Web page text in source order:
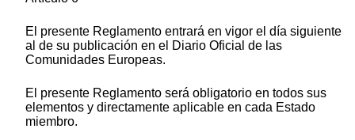
El presente Reglamento entrará en vigor el día siguiente
al de su publicación en el Diario Oficial de las
Comunidades Europeas.
El presente Reglamento será obligatorio en todos sus
elementos y directamente aplicable en cada Estado
miembro.